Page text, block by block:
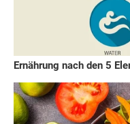
Ernährung nach den 5